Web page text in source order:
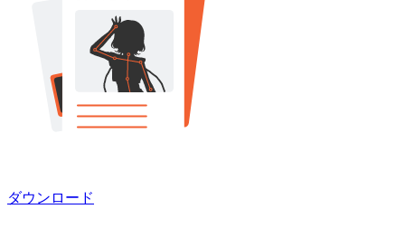
ダウンロード